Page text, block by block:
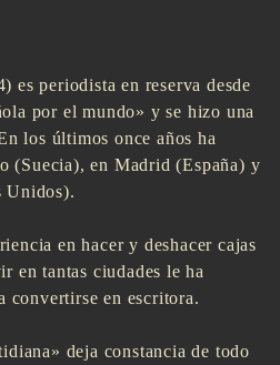
es periodista en reserva desde
por el mundo» y se hizo una
los últimos once años ha
(Suecia), en Madrid (España) y
Unidos).
en hacer y deshacer cajas
en tantas ciudades le ha
convertirse en escritora.
deja constancia de todo